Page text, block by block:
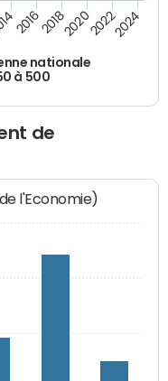
nationale
à 500
20162018202020222024
de
l'Economie)